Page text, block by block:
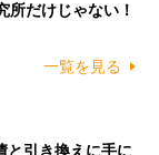
所だけじゃない！
一覧を見る
と引き換えに手に